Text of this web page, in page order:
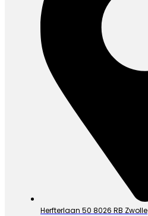
Herfterlaan 50 8026 RB Zwolle